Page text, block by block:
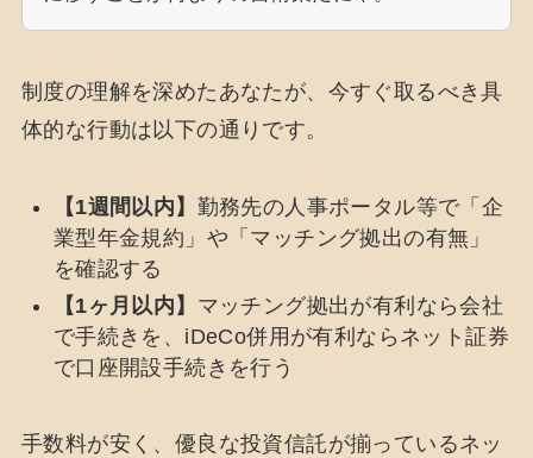
制度の理解を深めたあなたが、今すぐ取るべき具
体的な行動は以下の通りです。
【1週間以内】 勤務先の人事ポータル等で「企
業型年金規約」や「マッチング拠出の有無」
を確認する
【1ヶ月以内】 マッチング拠出が有利なら会社
で手続きを、iDeCo併用が有利ならネット証券
で口座開設手続きを行う
手数料が安く、優良な投資信託が揃っているネッ